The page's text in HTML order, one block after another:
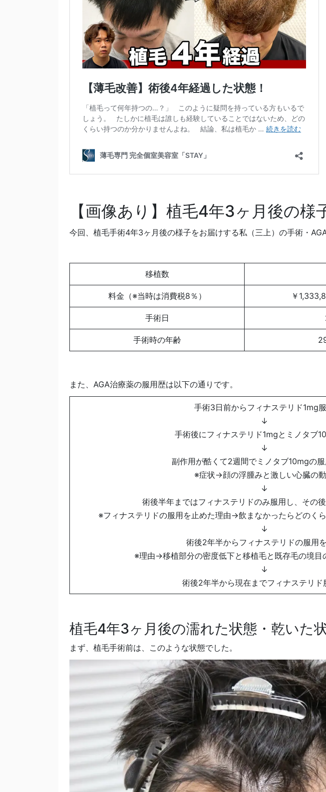
【画像あり】植毛4年3ヶ月後の様
今回、植毛手術4年3ヶ月後の様子をお届けする私（三上）の手術・
移植数
料金（※当時は消費税8％） ￥
手術日
手術時の年齢
また、AGA治療薬の服用歴は以下の通りです。
手術3日前からフィナステリド1mg
↓
手術後にフィナステリド1mgとミノタブ
↓
副作用が酷くて2週間でミノタブ10mgの
※症状→顔の浮腫みと激しい心臓の
↓
術後半年まではフィナステリドのみ服用し、その
※フィナステリドの服用を止めた理由→飲まなかったらどのく
↓
術後2年半からフィナステリドの服用
※理由→移植部分の密度低下と移植毛と既存毛の境目
↓
術後2年半から現在までフィナステリド
植毛4年3ヶ月後の濡れた状態・乾いた
まず、植毛手術前は、このような状態でした。